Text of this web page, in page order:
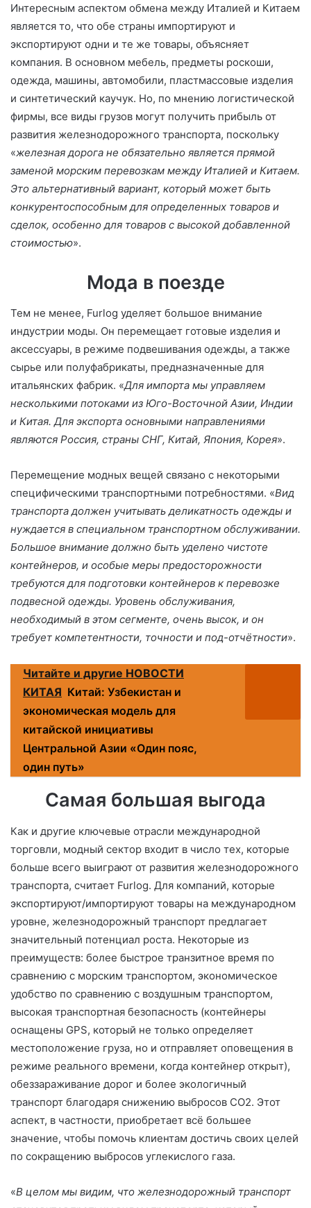
Интересным аспектом обмена между Италией и Китаем
является то, что обе страны импортируют и
экспортируют одни и те же товары, объясняет
компания. В основном мебель, предметы роскоши,
одежда, машины, автомобили, пластмассовые изделия
и синтетический каучук. Но, по мнению логистической
фирмы, все виды грузов могут получить прибыль от
развития железнодорожного транспорта, поскольку
«железная дорога не обязательно является прямой
заменой морским перевозкам между Италией и Китаем.
Это альтернативный вариант, который может быть
конкурентоспособным для определенных товаров и
сделок, особенно для товаров с высокой добавленной
стоимостью».
Мода в поезде
Тем не менее, Furlog уделяет большое внимание
индустрии моды. Он перемещает готовые изделия и
аксессуары, в режиме подвешивания одежды, а также
сырье или полуфабрикаты, предназначенные для
итальянских фабрик. «Для импорта мы управляем
несколькими потоками из Юго-Восточной Азии, Индии
и Китая. Для экспорта основными направлениями
являются Россия, страны СНГ, Китай, Япония, Корея».
Перемещение модных вещей связано с некоторыми
специфическими транспортными потребностями. «Вид
транспорта должен учитывать деликатность одежды и
нуждается в специальном транспортном обслуживании.
Большое внимание должно быть уделено чистоте
контейнеров, и особые меры предосторожности
требуются для подготовки контейнеров к перевозке
подвесной одежды. Уровень обслуживания,
необходимый в этом сегменте, очень высок, и он
требует компетентности, точности и под-отчётности».
Читайте и другие НОВОСТИ
КИТАЯ Китай: Узбекистан и
экономическая модель для
китайской инициативы
Центральной Азии «Один пояс,
один путь»
Самая большая выгода
Как и другие ключевые отрасли международной
торговли, модный сектор входит в число тех, которые
больше всего выиграют от развития железнодорожного
транспорта, считает Furlog. Для компаний, которые
экспортируют/импортируют товары на международном
уровне, железнодорожный транспорт предлагает
значительный потенциал роста. Некоторые из
преимуществ: более быстрое транзитное время по
сравнению с морским транспортом, экономическое
удобство по сравнению с воздушным транспортом,
высокая транспортная безопасность (контейнеры
оснащены GPS, который не только определяет
местоположение груза, но и отправляет оповещения в
режиме реального времени, когда контейнер открыт),
обеззараживание дорог и более экологичный
транспорт благодаря снижению выбросов CO2. Этот
аспект, в частности, приобретает всё большее
значение, чтобы помочь клиентам достичь своих целей
по сокращению выбросов углекислого газа.
«В целом мы видим, что железнодорожный транспорт